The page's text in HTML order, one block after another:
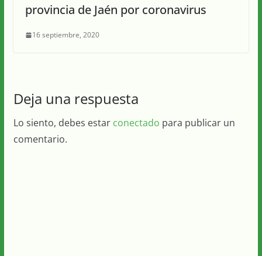
provincia de Jaén por coronavirus
16 septiembre, 2020
Deja una respuesta
Lo siento, debes estar conectado para publicar un
comentario.